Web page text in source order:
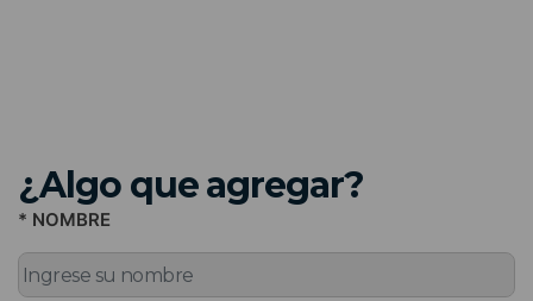
¿Algo que agregar?
* NOMBRE